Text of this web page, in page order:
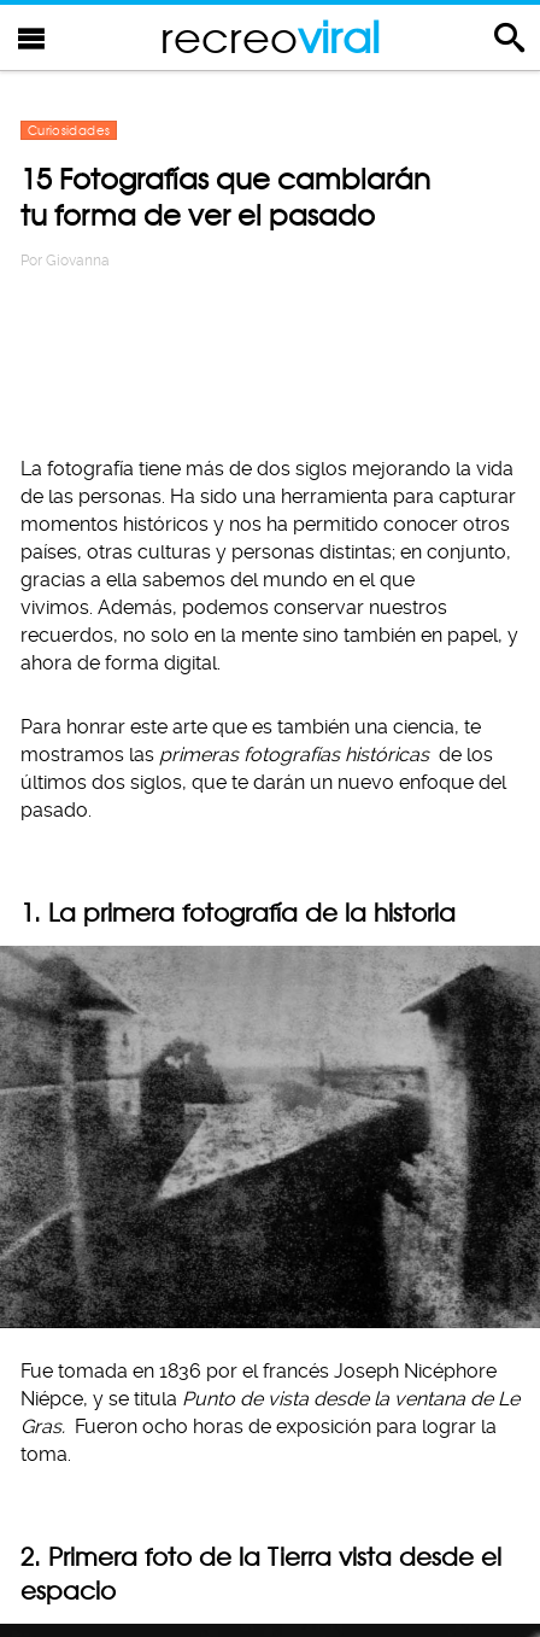
recreoviral
Curiosidades
15 Fotografías que cambiarán
tu forma de ver el pasado
Por Giovanna
La fotografía tiene más de dos siglos mejorando la vida
de las personas. Ha sido una herramienta para capturar
momentos históricos y nos ha permitido conocer otros
países, otras culturas y personas distintas; en conjunto,
gracias a ella sabemos del mundo en el que
vivimos. Además, podemos conservar nuestros
recuerdos, no solo en la mente sino también en papel, y
ahora de forma digital.
Para honrar este arte que es también una ciencia, te
mostramos las primeras fotografías históricas de los
últimos dos siglos, que te darán un nuevo enfoque del
pasado.
1. La primera fotografía de la historia
Fue tomada en 1836 por el francés Joseph Nicéphore
Niépce, y se titula Punto de vista desde la ventana de Le
Gras. Fueron ocho horas de exposición para lograr la
toma.
2. Primera foto de la Tierra vista desde el
espacio